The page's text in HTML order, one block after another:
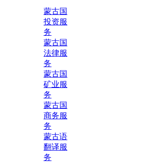
蒙古国
投资服
务
蒙古国
法律服
务
蒙古国
矿业服
务
蒙古国
商务服
务
蒙古语
翻译服
务